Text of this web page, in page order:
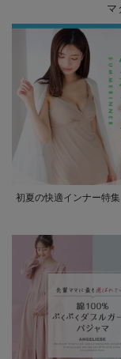
マ
初夏の快適インナー特集